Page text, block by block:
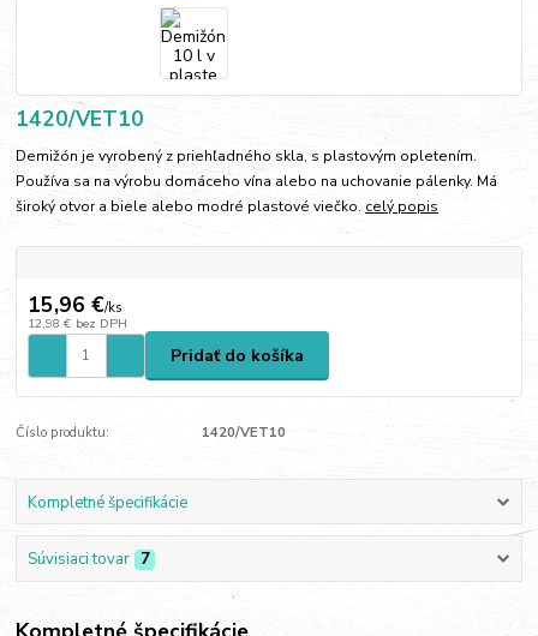
1420/VET10
Demižón je vyrobený z priehľadného skla, s plastovým opletením.
Používa sa na výrobu domáceho vína alebo na uchovanie pálenky. Má
široký otvor a biele alebo modré plastové viečko. celý popis
15,96 €/ks
12,98 € bez DPH
Pridať do košíka
Číslo produktu: 1420/VET10
Kompletné špecifikácie
Súvisiaci tovar 7